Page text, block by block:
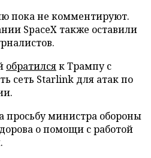
пока не комментируют.
SpaceX также оставили
обратилсяк Трампу с
сеть Starlink для атак по
просьбу министра обороны
о помощи с работой